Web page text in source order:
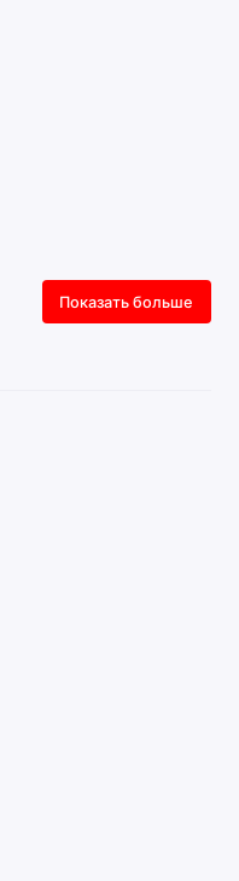
Показать больше